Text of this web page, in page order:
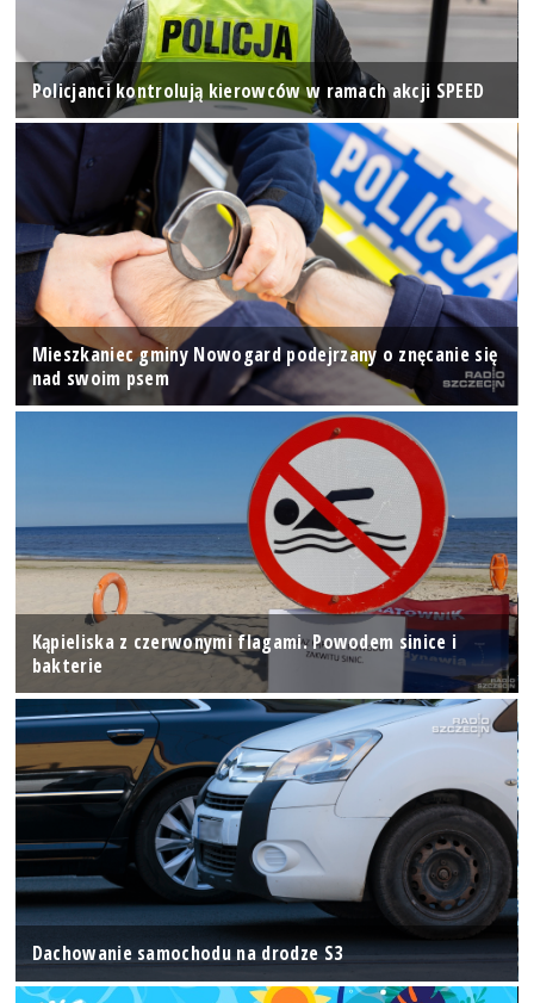
Policjanci kontrolują kierowców w ramach akcji SPEED
Mieszkaniec gminy Nowogard podejrzany o znęcanie się
nad swoim psem
Kąpieliska z czerwonymi flagami. Powodem sinice i
bakterie
Dachowanie samochodu na drodze S3